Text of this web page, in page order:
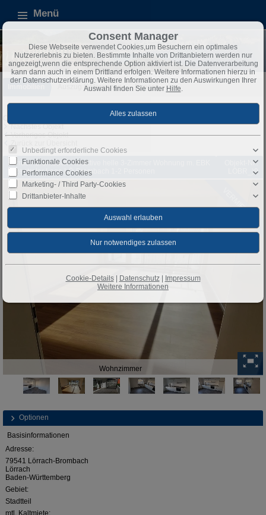
Menü
Auszug Referenzen Exposé
Nächstes Objekt
Vorheriges Objekt
Zurück zur Übersicht
Lörrach-Brombach: Attraktive helle 3-Zimmer Wohnung m. EBK
in zentraler Lage LÖ-Brombach 1-2 Personen
Objekt-Nr.:
LÖBR_)9
VERMIETET
Wohnzimmer
Optionen
Basisinformationen
Adresse:
79541 Lörrach-Brombach
Lörrach
Baden-Württemberg
Gebiet:
Stadtteil
mtl. Kaltmiete:
Consent Manager
Diese Webseite verwendet Cookies,um Besuchern ein optimales
Nutzererlebnis zu bieten. Bestimmte Inhalte von Drittanbietern werden nur
angezeigt,wenn die entsprechende Option aktiviert ist. Die Datenverarbeitung
kann dann auch in einem Drittland erfolgen. Weitere Informationen hierzu in
der Datenschutzerklärung. Weitere Informationen zu den Auswirkungen Ihrer
Auswahl finden Sie unter Hilfe.
Unbedingt erforderliche Cookies
Funktionale Cookies
Performance Cookies
Marketing- / Third Party-Cookies
Drittanbieter-Inhalte
Cookie-Details| Datenschutz| Impressum
Weitere Informationen